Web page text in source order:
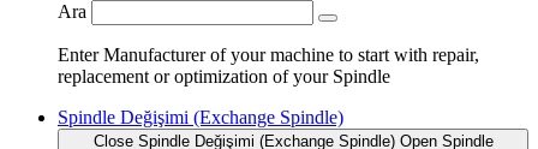
Ara
Enter Manufacturer of your machine to start with repair,
replacement or optimization of your Spindle
Spindle Değişimi (Exchange Spindle)
Close Spindle Değişimi (Exchange Spindle) Open Spindle